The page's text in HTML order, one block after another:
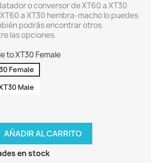
o conversor de XT60 a XT30
a XT30 hembra-macho lo puedes
podrás encontrar otros
las opciones.
to XT30 Female
Female
Male
AÑADIR AL CARRITO
en stock